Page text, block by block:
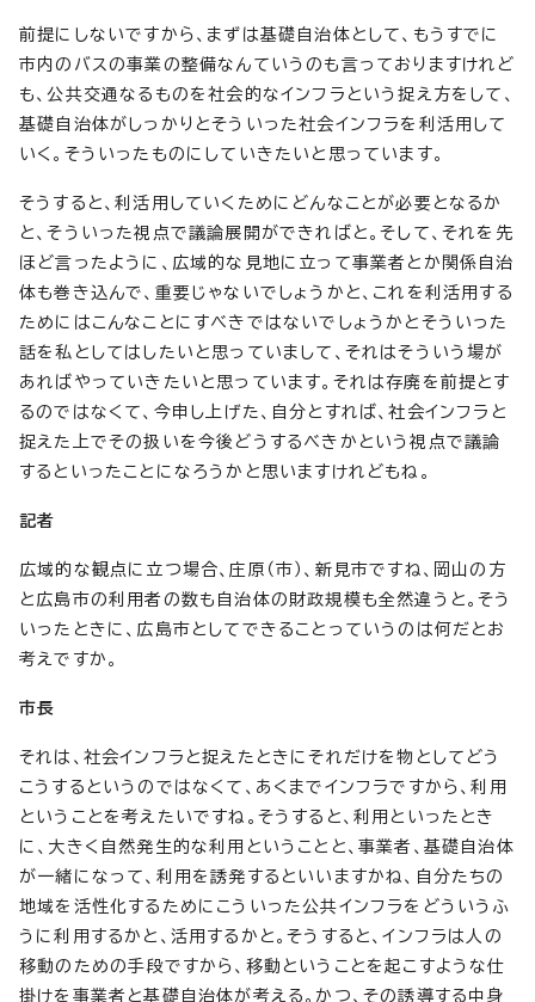
前提にしないですから、まずは基礎自治体として、もうすでに
市内のバスの事業の整備なんていうのも言っておりますけれど
も、公共交通なるものを社会的なインフラという捉え方をして、
基礎自治体がしっかりとそういった社会インフラを利活用して
いく。そういったものにしていきたいと思っています。
そうすると、利活用していくためにどんなことが必要となるか
と、そういった視点で議論展開ができればと。そして、それを先
ほど言ったように、広域的な見地に立って事業者とか関係自治
体も巻き込んで、重要じゃないでしょうかと、これを利活用する
ためにはこんなことにすべきではないでしょうかとそういった
話を私としてはしたいと思っていまして、それはそういう場が
あればやっていきたいと思っています。それは存廃を前提とす
るのではなくて、今申し上げた、自分とすれば、社会インフラと
捉えた上でその扱いを今後どうするべきかという視点で議論
するといったことになろうかと思いますけれどもね。
記者
広域的な観点に立つ場合、庄原（市）、新見市ですね、岡山の方
と広島市の利用者の数も自治体の財政規模も全然違うと。そう
いったときに、広島市としてできることっていうのは何だとお
考えですか。
市長
それは、社会インフラと捉えたときにそれだけを物としてどう
こうするというのではなくて、あくまでインフラですから、利用
ということを考えたいですね。そうすると、利用といったとき
に、大きく自然発生的な利用ということと、事業者、基礎自治体
が一緒になって、利用を誘発するといいますかね、自分たちの
地域を活性化するためにこういった公共インフラをどういうふ
うに利用するかと、活用するかと。そうすると、インフラは人の
移動のための手段ですから、移動ということを起こすような仕
掛けを事業者と基礎自治体が考える。かつ、その誘導する中身